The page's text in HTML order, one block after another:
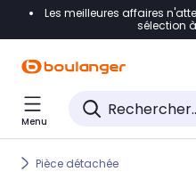
Accéder directement à la
Accéder directement au
Accéder directement au
Les meilleures affaires
sélection
Menu
Pièce détachée